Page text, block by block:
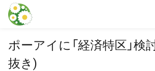
本文に飛ぶ
ポーアイに「経済特区」検
抜き)